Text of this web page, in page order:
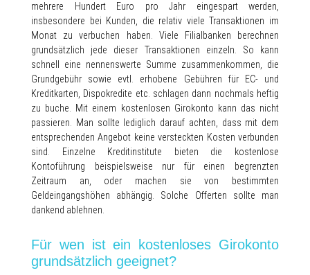
mehrere Hundert Euro pro Jahr eingespart werden,
insbesondere bei Kunden, die relativ viele Transaktionen im
Monat zu verbuchen haben. Viele Filialbanken berechnen
grundsätzlich jede dieser Transaktionen einzeln. So kann
schnell eine nennenswerte Summe zusammenkommen, die
Grundgebühr sowie evtl. erhobene Gebühren für EC- und
Kreditkarten, Dispokredite etc. schlagen dann nochmals heftig
zu buche. Mit einem kostenlosen Girokonto kann das nicht
passieren. Man sollte lediglich darauf achten, dass mit dem
entsprechenden Angebot keine versteckten Kosten verbunden
sind. Einzelne Kreditinstitute bieten die kostenlose
Kontoführung beispielsweise nur für einen begrenzten
Zeitraum an, oder machen sie von bestimmten
Geldeingangshöhen abhängig. Solche Offerten sollte man
dankend ablehnen.
Für wen ist ein kostenloses Girokonto
grundsätzlich geeignet?